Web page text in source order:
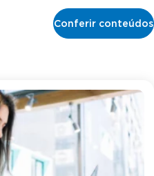
Conferir conteúdos